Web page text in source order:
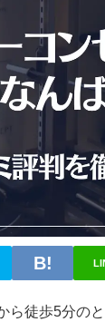
ら徒歩5分の